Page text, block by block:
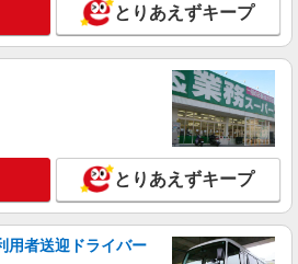
とりあえずキープ
とりあえずキープ
用者送迎ドライバー